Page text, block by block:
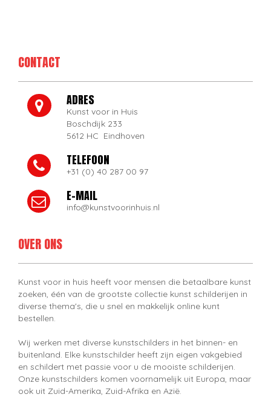
CONTACT
ADRES
Kunst voor in Huis
Boschdijk 233
5612 HC Eindhoven
TELEFOON
+31 (0) 40 287 00 97
E-MAIL
info@kunstvoorinhuis.nl
OVER ONS
Kunst voor in huis heeft voor mensen die betaalbare kunst
zoeken, één van de grootste collectie kunst schilderijen in
diverse thema's, die u snel en makkelijk online kunt
bestellen.
Wij werken met diverse kunstschilders in het binnen- en
buitenland. Elke kunstschilder heeft zijn eigen vakgebied
en schildert met passie voor u de mooiste schilderijen.
Onze kunstschilders komen voornamelijk uit Europa, maar
ook uit Zuid-Amerika, Zuid-Afrika en Azië.